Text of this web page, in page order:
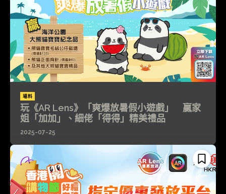
場料
玩《AR Lens》「爽爆放暑假小遊戲」 贏家
姐「加加」、細佬「得得」精美禮品
2025-07-25